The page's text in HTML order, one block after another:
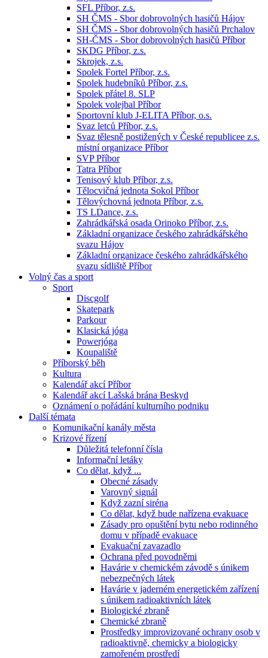
SFL Příbor, z.s.
SH ČMS - Sbor dobrovolných hasičů Hájov
SH ČMS - Sbor dobrovolných hasičů Prchalov
SH-ČMS - Sbor dobrovolných hasičů Příbor
SKDG Příbor, z.s.
Skrojek, z.s.
Spolek Fortel Příbor, z.s.
Spolek hudebníků Příbor, z.s.
Spolek přátel 8. SLP
Spolek volejbal Příbor
Sportovní klub J-ELITA Příbor, o.s.
Svaz letců Příbor, z.s.
Svaz tělesně postižených v České republicee z.s.
místní organizace Příbor
SVP Příbor
Tatra Příbor
Tenisový klub Příbor, z.s.
Tělocvičná jednota Sokol Příbor
Tělovýchovná jednota Příbor, z.s.
TS LDance, z.s.
Zahrádkářská osada Orinoko Příbor, z.s.
Základní organizace českého zahrádkářského
svazu Hájov
Základní organizace českého zahrádkářského
svazu sídliště Příbor
Volný čas a sport
Sport
Discgolf
Skatepark
Parkour
Klasická jóga
Powerjóga
Koupaliště
Příborský běh
Kultura
Kalendář akcí Příbor
Kalendář akcí Lašská brána Beskyd
Oznámení o pořádání kulturního podniku
Další témata
Komunikační kanály města
Krizové řízení
Důležitá telefonní čísla
Informační letáky
Co dělat, když ...
Obecné zásady
Varovný signál
Když zazní siréna
Co dělat, když bude nařízena evakuace
Zásady pro opuštění bytu nebo rodinného
domu v případě evakuace
Evakuační zavazadlo
Ochrana před povodněmi
Havárie v chemickém závodě s únikem
nebezpečných látek
Havárie v jaderném energetickém zařízení
s únikem radioaktivních látek
Biologické zbraně
Chemické zbraně
Prostředky improvizované ochrany osob v
radioaktivně, chemicky a biologicky
zamořeném prostředí